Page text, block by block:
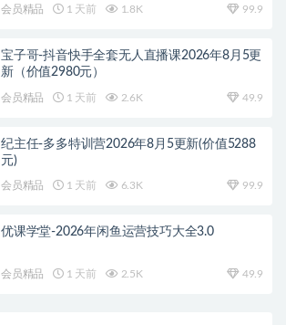
会员精品 1 天前 1.8K 99.9
宝子哥-抖音快手全套无人直播课2026年8月5更
新（价值2980元）
会员精品 1 天前 2.6K 49.9
纪主任-多多特训营2026年8月5更新(价值5288
元)
会员精品 1 天前 6.3K 99.9
优课学堂-2026年闲鱼运营技巧大全3.0
会员精品 1 天前 2.5K 49.9